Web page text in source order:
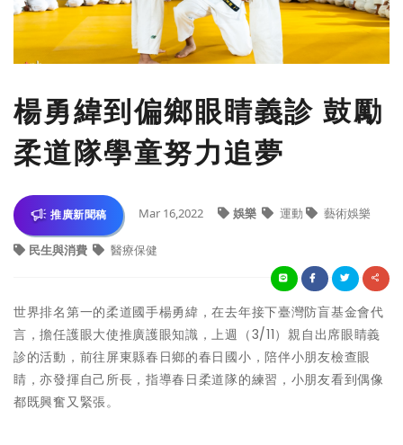
楊勇緯到偏鄉眼睛義診 鼓勵
柔道隊學童努力追夢
推廣新聞稿 Mar 16,2022 娛樂 運動 藝術娛樂
民生與消費 醫療保健
世界排名第一的柔道國手楊勇緯，在去年接下臺灣防盲基金會代
言，擔任護眼大使推廣護眼知識，上週（3/11）親自出席眼睛義
診的活動，前往屏東縣春日鄉的春日國小，陪伴小朋友檢查眼
睛，亦發揮自己所長，指導春日柔道隊的練習，小朋友看到偶像
都既興奮又緊張。